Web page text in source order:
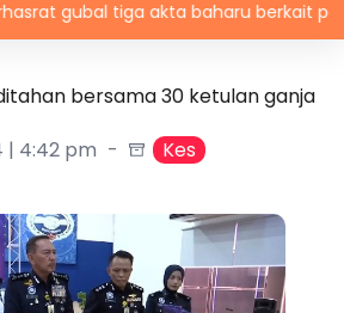
tiga akta baharu berkait
bersama 30 ketulan ganja
4:42 pm
Kes